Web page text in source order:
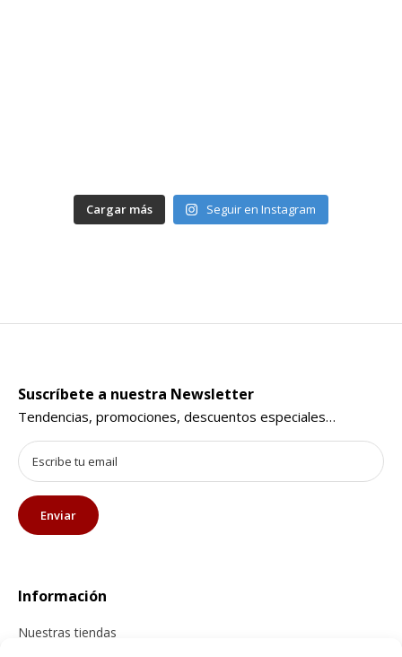
Cargar más Seguir en Instagram
Suscríbete a nuestra Newsletter
Tendencias, promociones, descuentos especiales…
Información
Nuestras tiendas